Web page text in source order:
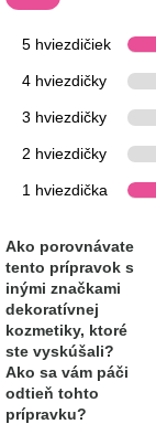
5 hviezdičiek
4 hviezdičky
3 hviezdičky
2 hviezdičky
1 hviezdička
Ako porovnávate
tento prípravok s
inými značkami
dekoratívnej
kozmetiky, ktoré
ste vyskúšali?
Ako sa vám páči
odtieň tohto
prípravku?